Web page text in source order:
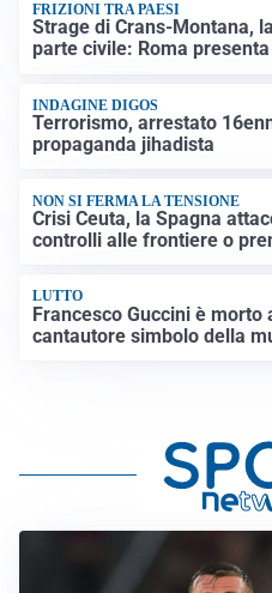
FRIZIONI TRA PAESI
Strage di Crans-Montana,
parte civile: Roma
INDAGINE DIGOS
Terrorismo, arrestato
propaganda jihadista
NON SI FERMA LA TENSIONE
Crisi Ceuta, la Spagna
controlli alle frontiere o
LUTTO
Francesco Guccini è morto
cantautore simbolo della